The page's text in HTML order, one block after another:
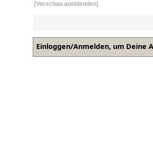
[Vorschau ausblenden]